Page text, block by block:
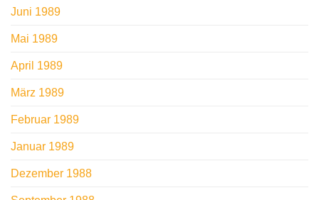
Juni 1989
Mai 1989
April 1989
März 1989
Februar 1989
Januar 1989
Dezember 1988